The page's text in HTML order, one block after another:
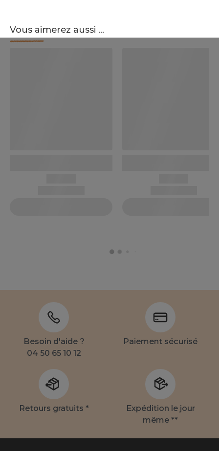
Vous aimerez aussi ...
Besoin d'aide ?
04 50 65 10 12
Paiement sécurisé
Retours gratuits *
Expédition le jour
même **